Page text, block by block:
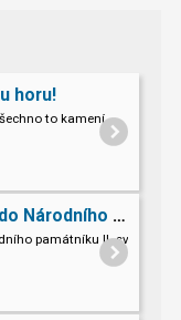
horu!
to kamení.
Dějepisná exkurze do Národního památníku II. sv. války v Hrabyni
památníku II. světové